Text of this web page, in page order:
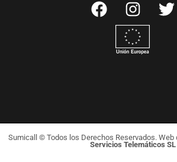
Sumicall © Todos los Derechos Reservados. Web
Servicios Telemáticos SL